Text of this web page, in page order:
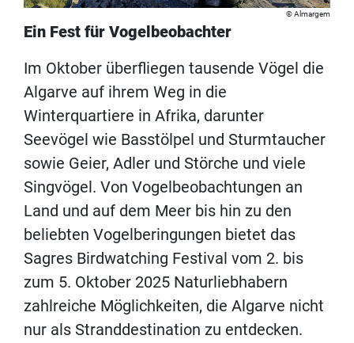
Almargem
Ein Fest für Vogelbeobachter
Im Oktober überfliegen tausende Vögel die
Algarve auf ihrem Weg in die
Winterquartiere in Afrika, darunter
Seevögel wie Basstölpel und Sturmtaucher
sowie Geier, Adler und Störche und viele
Singvögel. Von Vogelbeobachtungen an
Land und auf dem Meer bis hin zu den
beliebten Vogelberingungen bietet das
Sagres Birdwatching Festival vom 2. bis
zum 5. Oktober 2025 Naturliebhabern
zahlreiche Möglichkeiten, die Algarve nicht
nur als Stranddestination zu entdecken.